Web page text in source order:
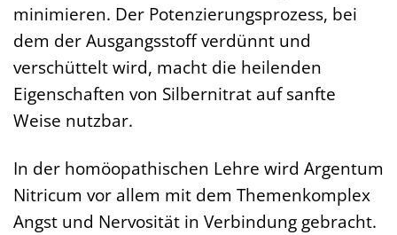
minimieren. Der Potenzierungsprozess, bei
dem der Ausgangsstoff verdünnt und
verschüttelt wird, macht die heilenden
Eigenschaften von Silbernitrat auf sanfte
Weise nutzbar.
In der homöopathischen Lehre wird Argentum
Nitricum vor allem mit dem Themenkomplex
Angst und Nervosität in Verbindung gebracht.